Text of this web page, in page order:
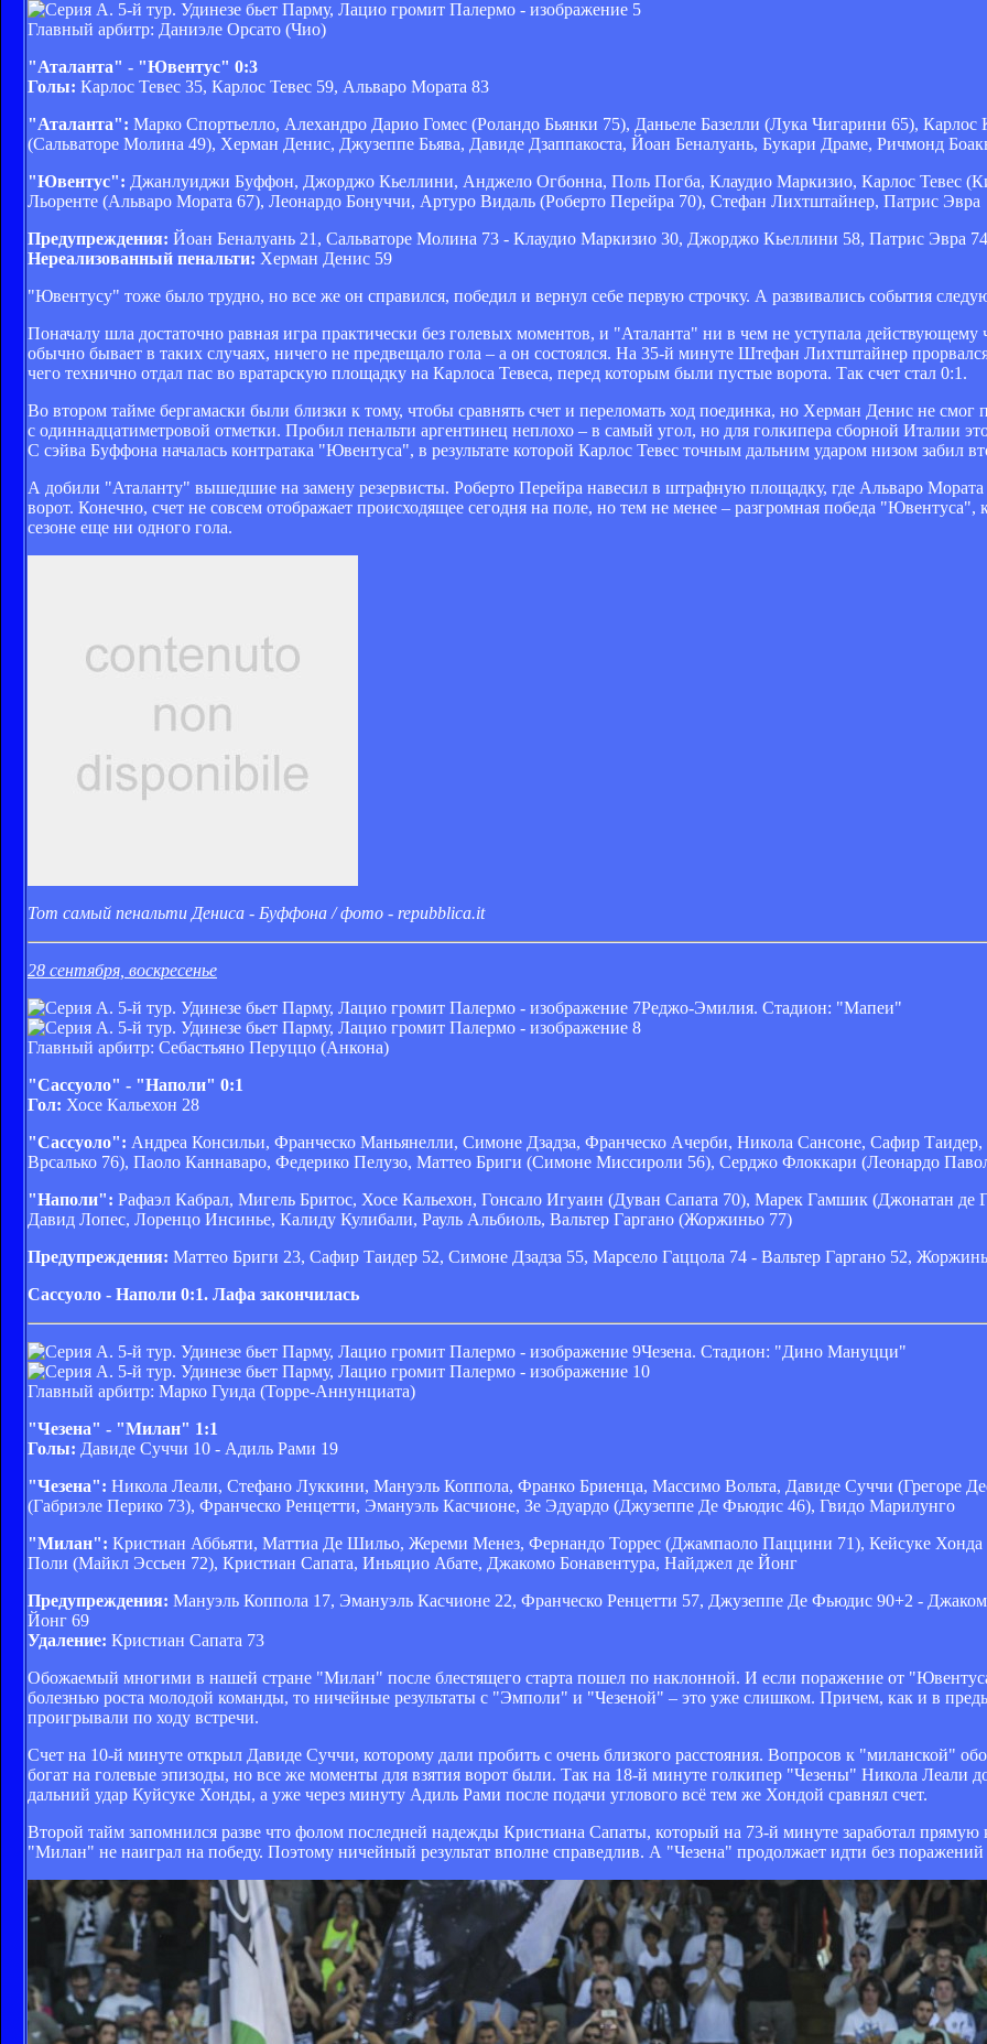
Главный арбитр: Даниэле Орсато (Чио)
"Аталанта" - "Ювентус" 0:3
Голы: Карлос Тевес 35, Карлос Тевес 59, Альваро Мората 83
"Аталанта": Марко Спортьелло, Алехандро Дарио Гомес (Роландо Бьянки 75), Даньеле Базелли (Лука Чигарини 65),
(Сальваторе Молина 49), Херман Денис, Джузеппе Бьява, Давиде Дзаппакоста, Йоан Беналуань, Букари Драме, Ричмонд
"Ювентус": Джанлуиджи Буффон, Джорджо Кьеллини, Анджело Огбонна, Поль Погба, Клаудио Маркизио, Карлос Тевес
Льоренте (Альваро Мората 67), Леонардо Бонуччи, Артуро Видаль (Роберто Перейра 70), Стефан Лихтштайнер, Патрис Эвра
Предупреждения: Йоан Беналуань 21, Сальваторе Молина 73 - Клаудио Маркизио 30, Джорджо Кьеллини 58, Патрис Эвра 74
Нереализованный пенальти: Херман Денис 59
"Ювентусу" тоже было трудно, но все же он справился, победил и вернул себе первую строчку. А развивались события
Поначалу шла достаточно равная игра практически без голевых моментов, и "Аталанта" ни в чем не уступала
обычно бывает в таких случаях, ничего не предвещало гола – а он состоялся. На 35-й минуте Штефан Лихтштайнер
чего технично отдал пас во вратарскую площадку на Карлоса Тевеса, перед которым были пустые ворота. Так счет стал 0:1.
Во втором тайме бергамаски были близки к тому, чтобы сравнять счет и переломать ход поединка, но Херман Денис не
с одиннадцатиметровой отметки. Пробил пенальти аргентинец неплохо – в самый угол, но для голкипера сборной Италии
С сэйва Буффона началась контратака "Ювентуса", в результате которой Карлос Тевес точным дальним ударом низом забил
А добили "Аталанту" вышедшие на замену резервисты. Роберто Перейра навесил в штрафную площадку, где Альваро Мората
ворот. Конечно, счет не совсем отображает происходящее сегодня на поле, но тем не менее – разгромная победа
сезоне еще ни одного гола.
Тот самый пенальти Дениса - Буффона / фото - repubblica.it
28 сентября, воскресенье
Реджо-Эмилия. Стадион: "Мапеи"
Главный арбитр: Себастьяно Перуццо (Анкона)
"Сассуоло" - "Наполи" 0:1
Гол: Хосе Кальехон 28
"Сассуоло": Андреа Консильи, Франческо Маньянелли, Симоне Дзадза, Франческо Ачерби, Никола Сансоне, Сафир
Врсалько 76), Паоло Каннаваро, Федерико Пелузо, Маттео Бриги (Симоне Миссироли 56), Серджо Флоккари (Леонардо
"Наполи": Рафаэл Кабрал, Мигель Бритос, Хосе Кальехон, Гонсало Игуаин (Дуван Сапата 70), Марек Гамшик (Джонатан де
Давид Лопес, Лоренцо Инсинье, Калиду Кулибали, Рауль Альбиоль, Вальтер Гаргано (Жоржиньо 77)
Предупреждения: Маттео Бриги 23, Сафир Таидер 52, Симоне Дзадза 55, Марсело Гаццола 74 - Вальтер Гаргано 52,
Сассуоло - Наполи 0:1. Лафа закончилась
Чезена. Стадион: "Дино Мануцци"
Главный арбитр: Марко Гуида (Торре-Аннунциата)
"Чезена" - "Милан" 1:1
Голы: Давиде Суччи 10 - Адиль Рами 19
"Чезена": Никола Леали, Стефано Луккини, Мануэль Коппола, Франко Бриенца, Массимо Вольта, Давиде Суччи (Грегоре
(Габриэле Перико 73), Франческо Ренцетти, Эмануэль Касчионе, Зе Эдуардо (Джузеппе Де Фьюдис 46), Гвидо Марилунго
"Милан": Кристиан Аббьяти, Маттиа Де Шильо, Жереми Менез, Фернандо Торрес (Джампаоло Паццини 71), Кейсуке
Поли (Майкл Эссьен 72), Кристиан Сапата, Иньяцио Абате, Джакомо Бонавентура, Найджел де Йонг
Предупреждения: Мануэль Коппола 17, Эмануэль Касчионе 22, Франческо Ренцетти 57, Джузеппе Де Фьюдис 90+2 -
Йонг 69
Удаление: Кристиан Сапата 73
Обожаемый многими в нашей стране "Милан" после блестящего старта пошел по наклонной. И если поражение от
болезнью роста молодой команды, то ничейные результаты с "Эмполи" и "Чезеной" – это уже слишком. Причем, как и в
проигрывали по ходу встречи.
Счет на 10-й минуте открыл Давиде Суччи, которому дали пробить с очень близкого расстояния. Вопросов к "миланской"
богат на голевые эпизоды, но все же моменты для взятия ворот были. Так на 18-й минуте голкипер "Чезены" Никола Леали
дальний удар Куйсуке Хонды, а уже через минуту Адиль Рами после подачи углового всё тем же Хондой сравнял счет.
Второй тайм запомнился разве что фолом последней надежды Кристиана Сапаты, который на 73-й минуте заработал
"Милан" не наиграл на победу. Поэтому ничейный результат вполне справедлив. А "Чезена" продолжает идти без